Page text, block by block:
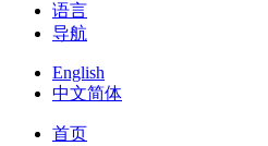
语言
导航
English
中文简体
首页